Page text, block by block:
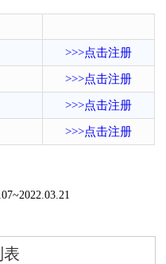
>>>点击注册
>>>点击注册
>>>点击注册
>>>点击注册
表